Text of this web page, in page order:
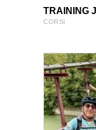
TRAINING
CORSI